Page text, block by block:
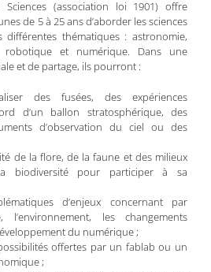
(association loi 1901) offre
de 5 à 25 ans d’aborder les sciences
différentes thématiques : astronomie,
robotique et numérique. Dans une
et de partage, ils pourront :
des fusées, des expériences
d’un ballon stratosphérique, des
d’observation du ciel ou des
de la flore, de la faune et des milieux
biodiversité pour participer à sa
d’enjeux concernant par
l’environnement, les changements
du numérique ;
offertes par un fablab ou un
;